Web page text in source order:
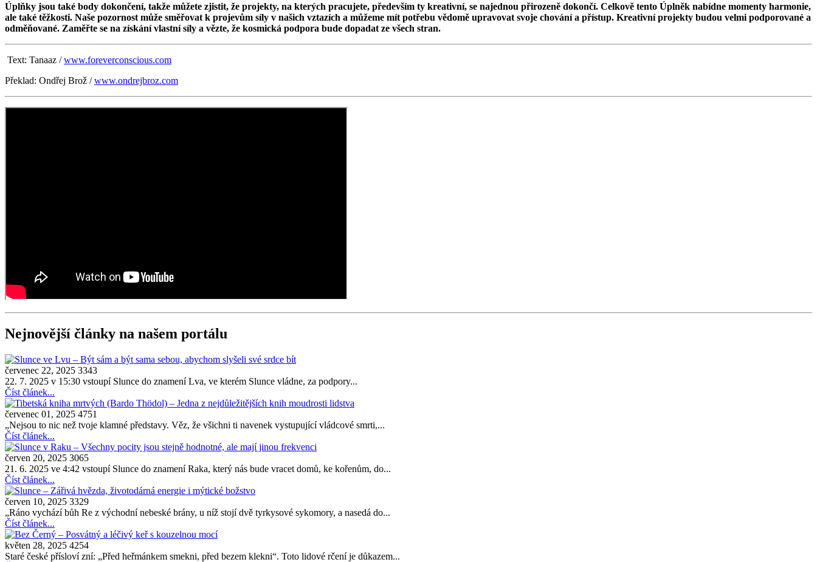
Úplňky jsou také body dokončení, takže můžete zjistit, že projekty, na kterých pracujete, především ty kreativní, se najednou přirozeně dokončí. Celkově tento Úplněk nabídne momenty harmonie,
ale také těžkosti. Naše pozornost může směřovat k projevům síly v našich vztazích a můžeme mít potřebu vědomě upravovat svoje chování a přístup. Kreativní projekty budou velmi podporované a
odměňované. Zaměřte se na získání vlastní síly a vězte, že kosmická podpora bude dopadat ze všech stran.
Text: Tanaaz /www.foreverconscious.com
Překlad: Ondřej Brož /www.ondrejbroz.com
Nejnovější články na našem portálu
červenec 22, 2025 3343
22. 7. 2025 v 15:30 vstoupí Slunce do znamení Lva, ve kterém Slunce vládne, za podpory...
Číst článek...
červenec 01, 2025 4751
„Nejsou to nic než tvoje klamné představy. Věz, že všichni ti navenek vystupující vládcové smrti,...
Číst článek...
červen 20, 2025 3065
21. 6. 2025 ve 4:42 vstoupí Slunce do znamení Raka, který nás bude vracet domů, ke kořenům, do...
Číst článek...
červen 10, 2025 3329
„Ráno vychází bůh Re z východní nebeské brány, u níž stojí dvě tyrkysové sykomory, a nasedá do...
Číst článek...
květen 28, 2025 4254
Staré české přísloví zní: „Před heřmánkem smekni, před bezem klekni“. Toto lidové rčení je důkazem...